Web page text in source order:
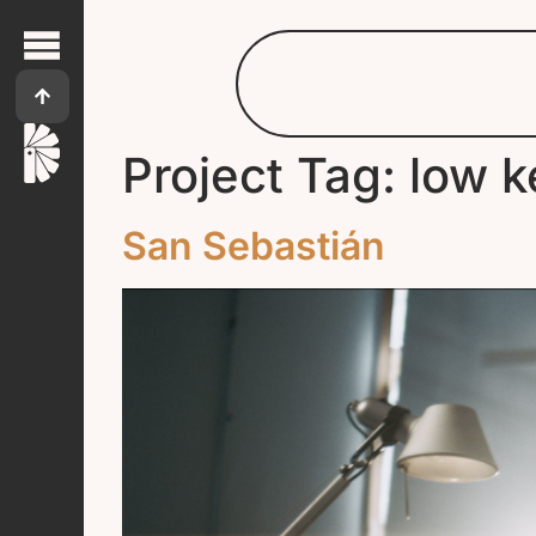
Project Tag: low
San Sebastián